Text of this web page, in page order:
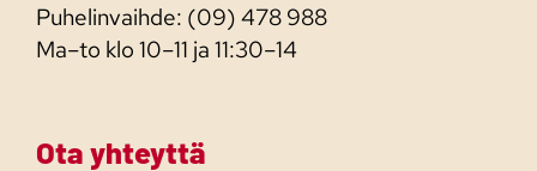
Puhelinvaihde: (09) 478 988
Ma–to klo 10–11 ja 11:30–14
Ota yhteyttä